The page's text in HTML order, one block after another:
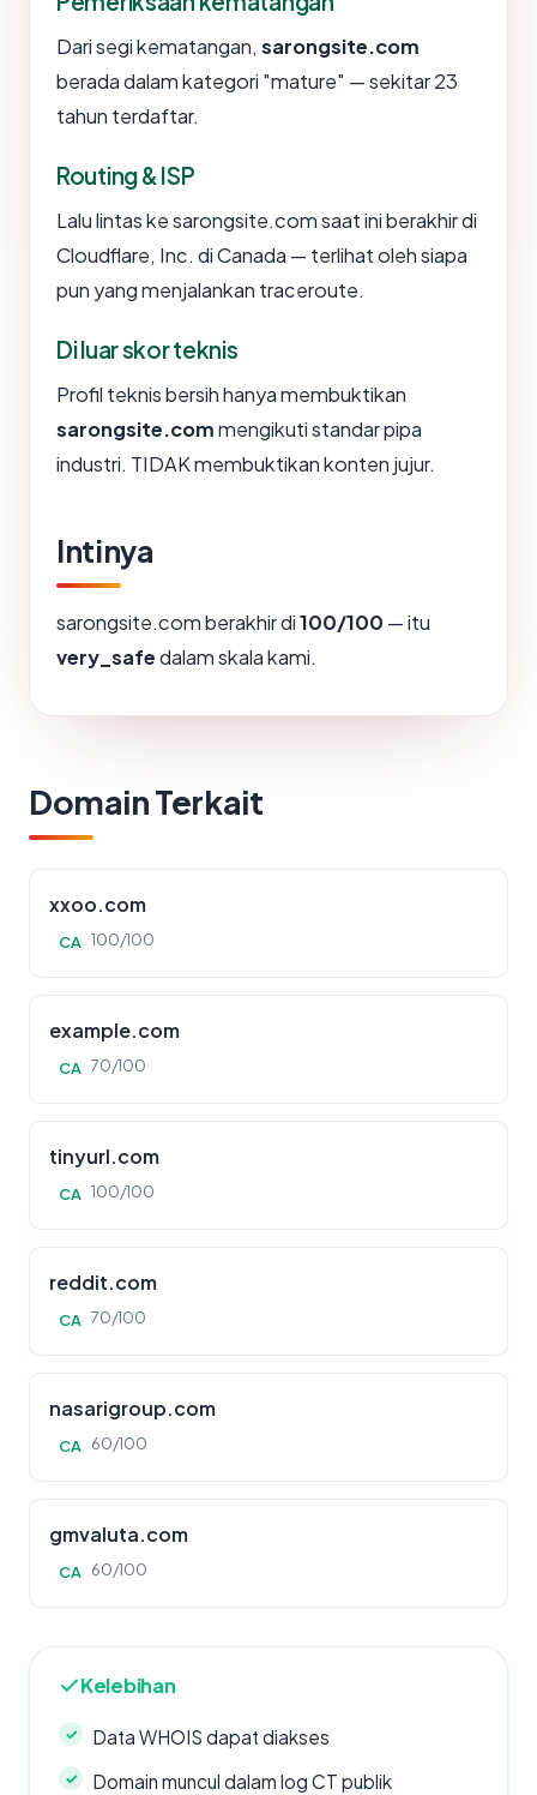
Dari segi kematangan, sarongsite.com
berada dalam kategori "mature" — sekitar 23
tahun terdaftar.
Routing & ISP
Lalu lintas ke sarongsite.com saat ini berakhir di
Cloudflare, Inc. di Canada — terlihat oleh siapa
pun yang menjalankan traceroute.
Di luar skor teknis
Profil teknis bersih hanya membuktikan
sarongsite.commengikuti standar pipa
industri. TIDAK membuktikan konten jujur.
Intinya
sarongsite.com berakhir di100/100 — itu
very_safedalam skala kami.
Domain Terkait
xxoo.com
CA 100/100
example.com
CA 70/100
tinyurl.com
CA 100/100
reddit.com
CA 70/100
nasarigroup.com
CA 60/100
gmvaluta.com
CA 60/100
Kelebihan
Data WHOIS dapat diakses
Domain muncul dalam log CT publik